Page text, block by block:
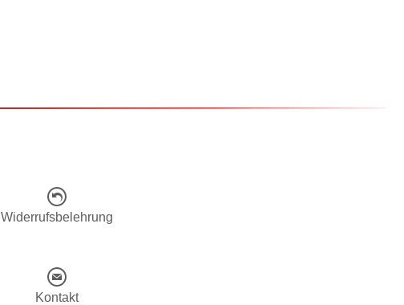
Widerrufsbelehrung
Kontakt